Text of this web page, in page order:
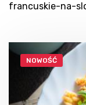
francuskie-na-
NOWOŚĆ